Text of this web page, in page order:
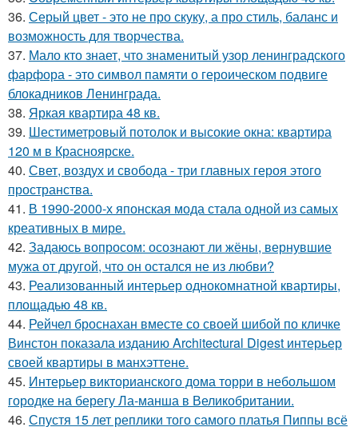
36. Серый цвет - это не про скуку, а про стиль, баланс и
возможность для творчества.
37. Мало кто знает, что знаменитый узор ленинградского
фарфора - это символ памяти о героическом подвиге
блокадников Ленинграда.
38. Яркая квартира 48 кв.
39. Шестиметровый потолок и высокие окна: квартира
120 м в Красноярске.
40. Свет, воздух и свобода - три главных героя этого
пространства.
41. В 1990-2000-х японская мода стала одной из самых
креативных в мире.
42. Задаюсь вопросом: осознают ли жёны, вернувшие
мужа от другой, что он остался не из любви?
43. Реализованный интерьер однокомнатной квартиры,
площадью 48 кв.
44. Рейчел броснахан вместе со своей шибой по кличке
Винстон показала изданию Architectural Digest интерьер
своей квартиры в манхэттене.
45. Интерьер викторианского дома торри в небольшом
городке на берегу Ла-манша в Великобритании.
46. Спустя 15 лет реплики того самого платья Пиппы всё